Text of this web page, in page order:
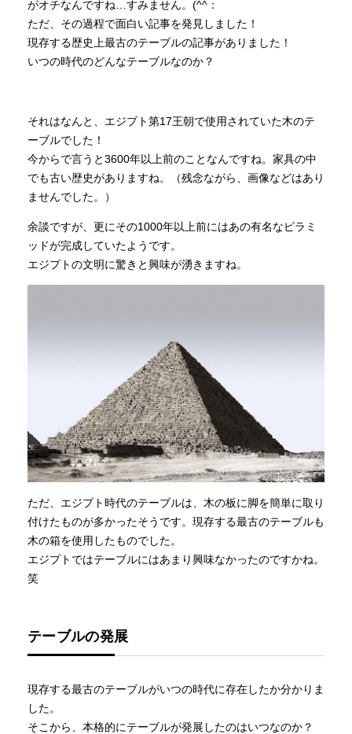
がオチなんですね…すみません。(^^：
ただ、その過程で面白い記事を発見しました！
現存する歴史上最古のテーブルの記事がありました！
いつの時代のどんなテーブルなのか？
それはなんと、エジプト第17王朝で使用されていた木のテ
ーブルでした！
今からで言うと3600年以上前のことなんですね。家具の中
でも古い歴史がありますね。（残念ながら、画像などはあり
ませんでした。）
余談ですが、更にその1000年以上前にはあの有名なピラミ
ッドが完成していたようです。
エジプトの文明に驚きと興味が湧きますね。
ただ、エジプト時代のテーブルは、木の板に脚を簡単に取り
付けたものが多かったそうです。現存する最古のテーブルも
木の箱を使用したものでした。
エジプトではテーブルにはあまり興味なかったのですかね。
笑
テーブルの発展
現存する最古のテーブルがいつの時代に存在したか分かりま
した。
そこから、本格的にテーブルが発展したのはいつなのか？